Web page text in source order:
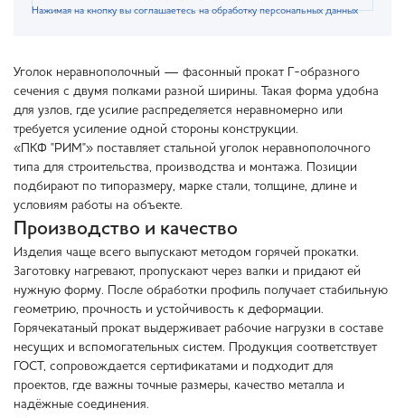
Нажимая на кнопку вы соглашаетесь на обработку персональных данных
Уголок неравнополочный — фасонный прокат Г-образного
сечения с двумя полками разной ширины. Такая форма удобна
для узлов, где усилие распределяется неравномерно или
требуется усиление одной стороны конструкции.
«ПКФ "РИМ"» поставляет стальной уголок неравнополочного
типа для строительства, производства и монтажа. Позиции
подбирают по типоразмеру, марке стали, толщине, длине и
условиям работы на объекте.
Производство и качество
Изделия чаще всего выпускают методом горячей прокатки.
Заготовку нагревают, пропускают через валки и придают ей
нужную форму. После обработки профиль получает стабильную
геометрию, прочность и устойчивость к деформации.
Горячекатаный прокат выдерживает рабочие нагрузки в составе
несущих и вспомогательных систем. Продукция соответствует
ГОСТ, сопровождается сертификатами и подходит для
проектов, где важны точные размеры, качество металла и
надёжные соединения.